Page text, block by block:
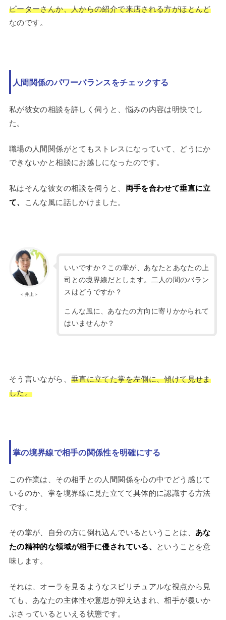
ピーターさんか、人からの紹介で来店される方がほとんど
なのです。
人間関係のパワーバランスをチェックする
私が彼女の相談を詳しく伺うと、悩みの内容は明快でし
た。
職場の人間関係がとてもストレスになっていて、どうにか
できないかと相談にお越しになったのです。
私はそんな彼女の相談を伺うと、 両手を合わせて垂直に立
て、
こんな風に話しかけました。
＜井上＞
いいですか？この掌が、あなたとあなたの上
司との境界線だとします。二人の間のバラン
スはどうですか？
こんな風に、あなたの方向に寄りかかられて
はいませんか？
そう言いながら、 垂直に立てた掌を左側に、傾けて見せま
した。
掌の境界線で相手の関係性を明確にする
この作業は、その相手との人間関係を心の中でどう感じて
いるのか、掌を境界線に見た立てて具体的に認識する方法
です。
その掌が、自分の方に倒れ込んでいるということは、 あな
たの精神的な領域が相手に侵されている、 ということを意
味します。
それは、オーラを見るようなスピリチュアルな視点から見
ても、あなたの主体性や意思が抑え込まれ、相手が覆いか
ぶさっているといえる状態です。